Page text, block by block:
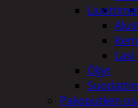
Öljyt
Pakoputken